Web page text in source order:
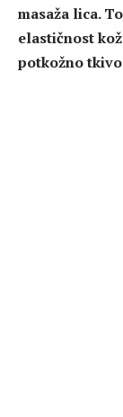
masaža lica.
elastičnost
potkožno